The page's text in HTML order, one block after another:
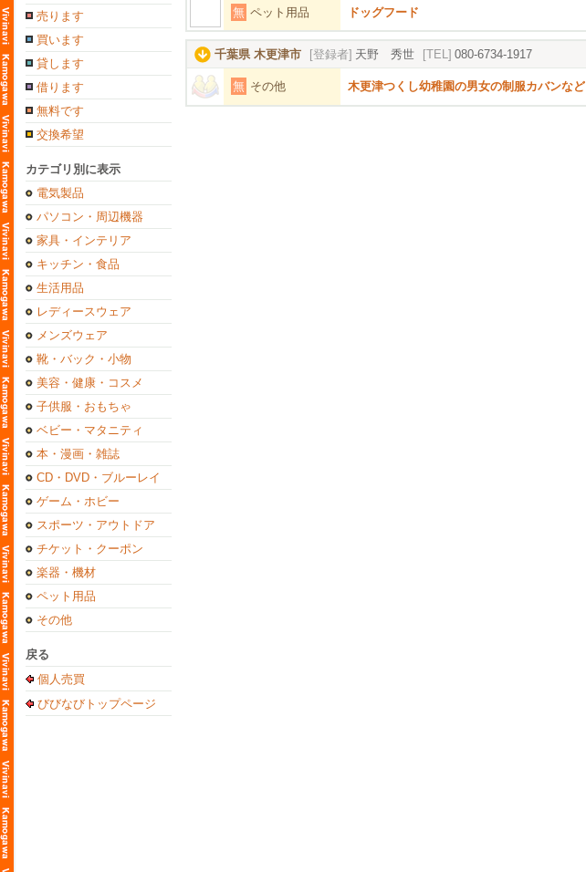
売ります
買います
貸します
借ります
無料です
交換希望
カテゴリ別に表示
電気製品
パソコン・周辺機器
家具・インテリア
キッチン・食品
生活用品
レディースウェア
メンズウェア
靴・バック・小物
美容・健康・コスメ
子供服・おもちゃ
ベビー・マタニティ
本・漫画・雑誌
CD・DVD・ブルーレイ
ゲーム・ホビー
スポーツ・アウトドア
チケット・クーポン
楽器・機材
ペット用品
その他
戻る
個人売買
びびなびトップページ
無 ペット用品 ドッグフード
千葉県 木更津市 [登録者] 天野 秀世 [TEL] 080-6734-1917
無 その他 木更津つくし幼稚園の男女の制服カバンなど